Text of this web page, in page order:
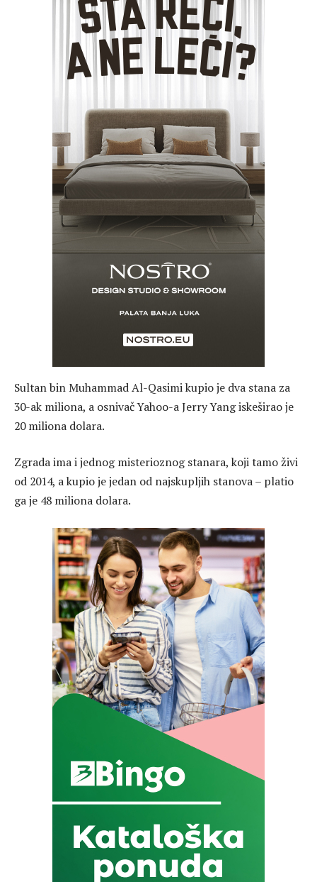
Sultan bin Muhammad Al-Qasimi kupio je dva stana za
30-ak miliona, a osnivač Yahoo-a Jerry Yang iskeširao je
20 miliona dolara.
Zgrada ima i jednog misterioznog stanara, koji tamo živi
od 2014, a kupio je jedan od najskupljih stanova – platio
ga je 48 miliona dolara.